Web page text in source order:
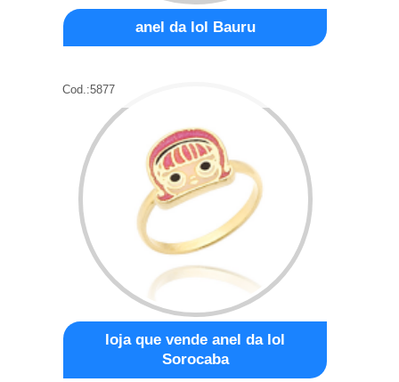
anel da lol Bauru
Cod.:5877
loja que vende anel da lol
Sorocaba